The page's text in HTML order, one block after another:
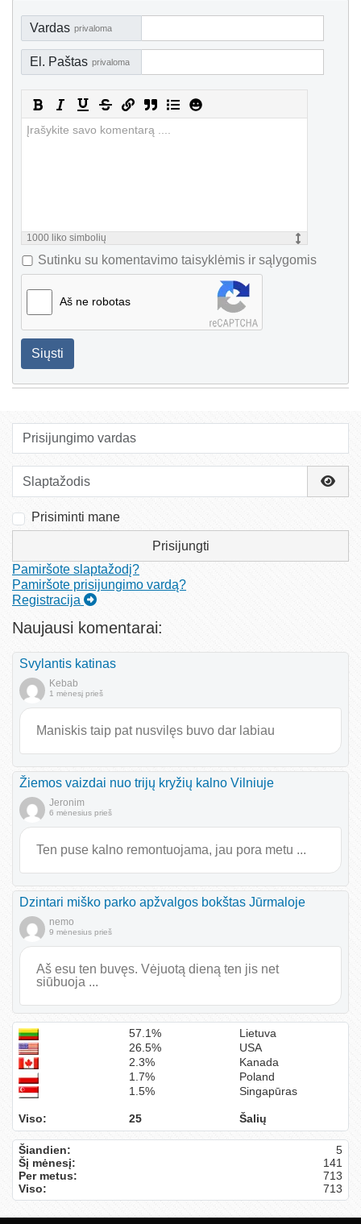
Vardas privaloma
El. Paštas privaloma
1000 liko simbolių
Sutinku su komentavimo taisyklėmis ir sąlygomis
Aš ne robotas
Siųsti
Prisijungimo vardas
Slaptažodis
Prisiminti mane
Prisijungti
Pamiršote slaptažodį?
Pamiršote prisijungimo vardą?
Registracija
Naujausi komentarai:
Svylantis katinas
Kebab
1 mėnesį prieš
Maniskis taip pat nusvilęs buvo dar labiau
Žiemos vaizdai nuo trijų kryžių kalno Vilniuje
Jeronim
6 mėnesius prieš
Ten puse kalno remontuojama, jau pora metu ...
Dzintari miško parko apžvalgos bokštas Jūrmaloje
nemo
9 mėnesius prieš
Aš esu ten buvęs. Vėjuotą dieną ten jis net
siūbuoja ...
57.1%
Lietuva
26.5%
USA
2.3%
Kanada
1.7%
Poland
1.5%
Singapūras
Viso: 25 Šalių
Šiandien:
5
Šį mėnesį:
141
Per metus:
713
Viso:
713